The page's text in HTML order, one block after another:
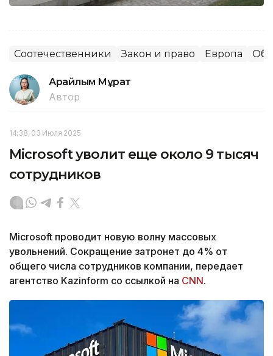
Соотечественники Закон и право Европа
Арайлым Мұрат
Автор
14:38, 03 Июля 2025
Microsoft уволит еще около 9 тысяч
сотрудников
Microsoft проводит новую волну массовых
увольнений. Сокращение затронет до 4% от
общего числа сотрудников компании, передает
агентство Kazinform со ссылкой на CNN.